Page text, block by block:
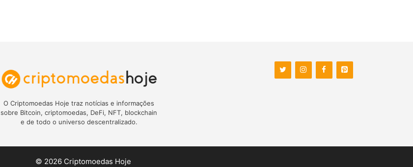
O Criptomoedas Hoje traz notícias e informações
sobre Bitcoin, criptomoedas, DeFi, NFT, blockchain
e de todo o universo descentralizado.
© 2026 Criptomoedas Hoje